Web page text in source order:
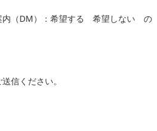
内（DM）：希望する 希望しない の
信ください。